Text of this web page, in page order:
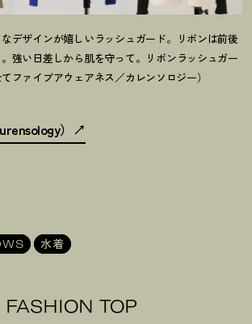
デザインが嬉しいラッシュガード。リボンは前後
強い日差しから肌を守って。リボンラッシュガー
ファイブアウェアネス／カレンソロジー）
）
水着
FASHION TOP